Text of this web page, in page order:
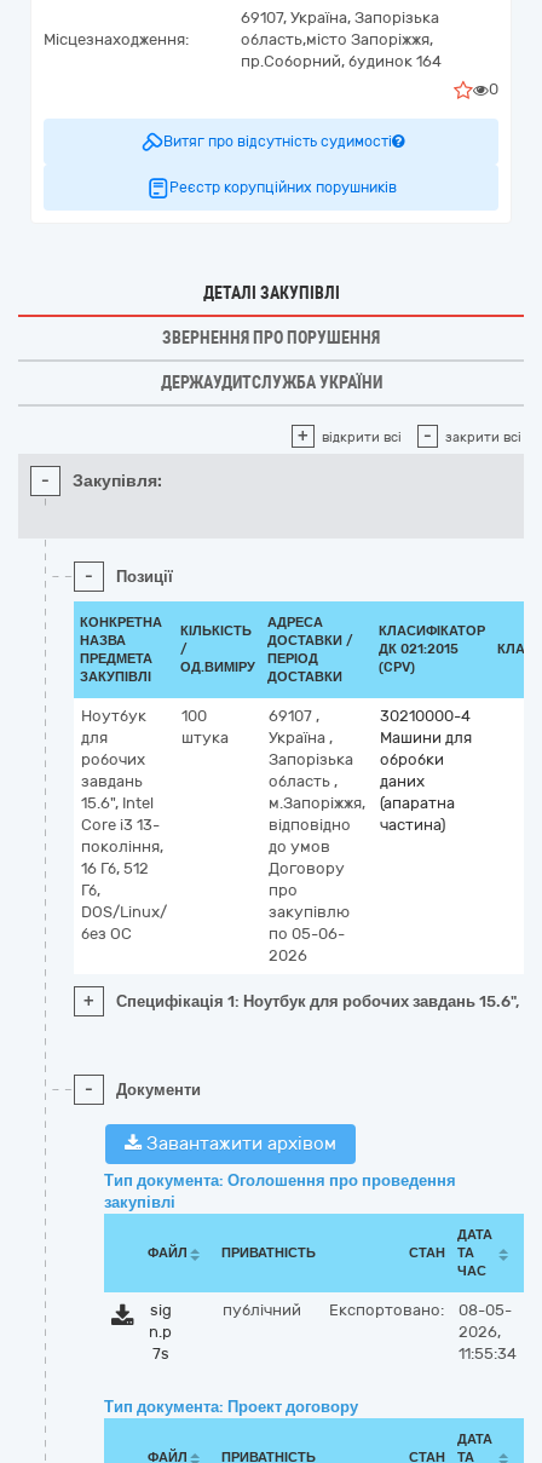
Місцезнаходження:
69107, Україна, Запорізька
область,місто Запоріжжя,
пр.Соборний, будинок 164
0
Витяг про відсутність судимості
Реєстр корупційних порушників
ДЕТАЛІ ЗАКУПІВЛІ
ЗВЕРНЕННЯ ПРО ПОРУШЕННЯ
ДЕРЖАУДИТСЛУЖБА УКРАЇНИ
+ відкрити всі - закрити всі
- Закупівля:
- Позиції
КОНКРЕТНА
НАЗВА
ПРЕДМЕТА
ЗАКУПІВЛІ
КІЛЬКІСТЬ
/
ОД.ВИМІРУ
АДРЕСА
ДОСТАВКИ /
ПЕРІОД
ДОСТАВКИ
КЛАСИФІКАТОР
ДК 021:2015
(CPV)
Ноутбук
для
робочих
завдань
15.6", Intel
Core i3 13-
покоління,
16 Гб, 512
Гб,
DOS/Linux/
без ОС
100
штука
69107 ,
Україна ,
Запорізька
область ,
м.Запоріжжя,
відповідно
до умов
Договору
про
закупівлю
по 05-06-
2026
30210000-4
Машини для
обробки
даних
(апаратна
частина)
+ Специфікація 1: Ноутбук для робочих завдань 15.6",
- Документи
Завантажити архівом
Тип документа: Оголошення про проведення
закупівлі
ФАЙЛ ПРИВАТНІСТЬ СТАН
ДАТА
ТА
ЧАС
sig
n.p
7s
публічний Експортовано:
08-05-
2026,
11:55:34
Тип документа: Проект договору
ФАЙЛ ПРИВАТНІСТЬ СТАН
ДАТА
ТА